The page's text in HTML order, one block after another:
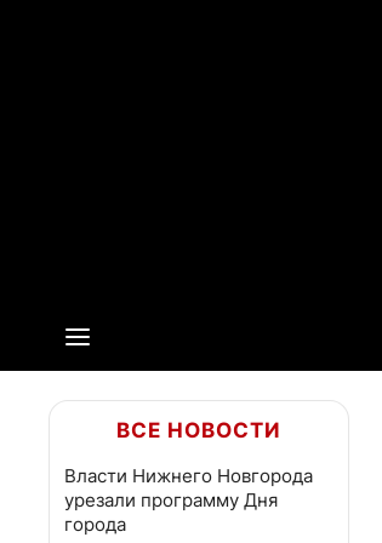
ВСЕ НОВОСТИ
Власти Нижнего Новгорода
урезали программу Дня
города